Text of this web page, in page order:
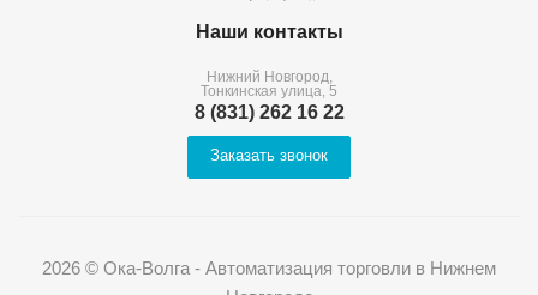
Наши контакты
Нижний Новгород,
Тонкинская улица, 5
8 (831) 262 16 22
Заказать звонок
2026 © Ока-Волга - Автоматизация торговли в Нижнем